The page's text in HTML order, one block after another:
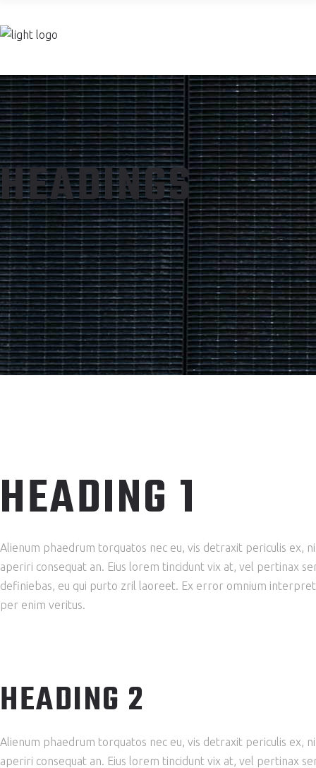
HEADINGS
HEADING 1
Alienum phaedrum torquatos nec eu, vis detraxit periculis ex,
aperiri consequat an. Eius lorem tincidunt vix at, vel pertinax
definiebas, eu qui purto zril laoreet. Ex error omnium
per enim veritus.
HEADING 2
Alienum phaedrum torquatos nec eu, vis detraxit periculis ex,
aperiri consequat an. Eius lorem tincidunt vix at, vel pertinax